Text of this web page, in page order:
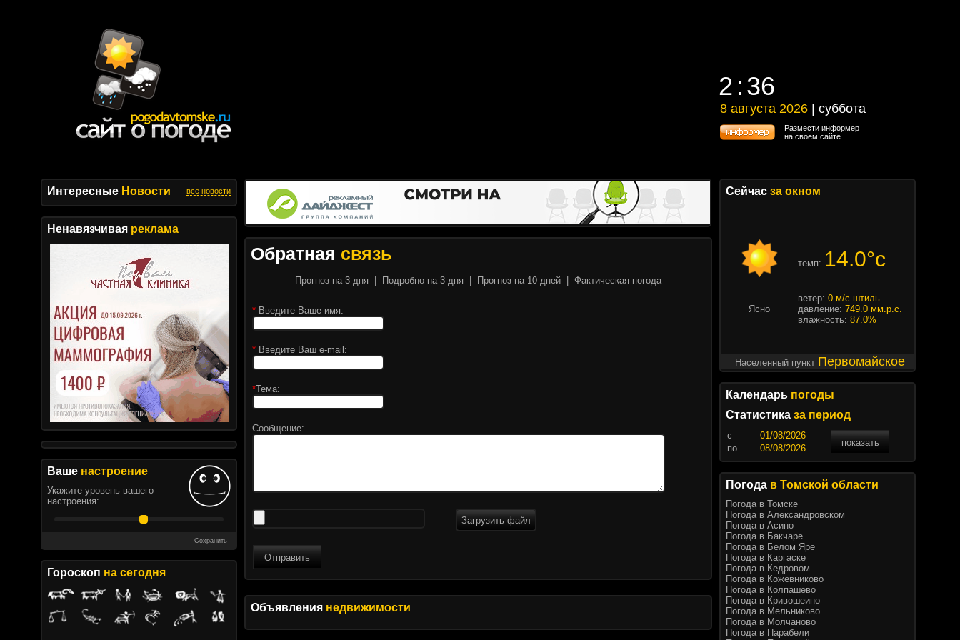
2 36
2 36
8 августа 2026 | суббота
8 августа 2026 | суббота
Размести информер
на своем сайте
Интересные Новости все новости
Ненавязчивая реклама
Ваше настроение
Укажите уровень вашего
настроения:
Сохранить
Гороскоп на сегодня
Обратная связь
Прогноз на 3 дня Подробно на 3 дня Прогноз на 10 дней Фактическая погода
* Введите Ваше имя:
* Введите Ваш e-mail:
*Тема:
Сообщение:
Загрузить файл
Отправить
Объявления недвижимости
Сейчас за окном
темп: 14.0°c
Ясно
ветер: 0 м/с штиль
давление: 749.0 мм.р.с.
влажность: 87.0%
Населенный пункт Первомайское
Календарь погоды
Статистика за период
c
показать
по
Погода в Томской области
Погода в Томске
Погода в Александровском
Погода в Асино
Погода в Бакчаре
Погода в Белом Яре
Погода в Каргаске
Погода в Кедровом
Погода в Кожевниково
Погода в Колпашево
Погода в Кривошеино
Погода в Мельниково
Погода в Молчаново
Погода в Парабели